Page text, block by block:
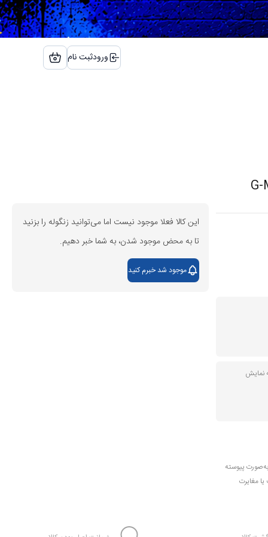
ورودثبت نام
نمایش
پیوسته
یا مغایرت
این کالا فعلا موجود نیست اما می‌توانید زنگوله را بزنید
تا به محض موجود شدن، به شما خبر دهیم.
موجود شد خبرم کنید